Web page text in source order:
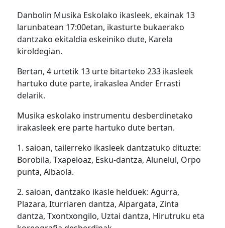
Danbolin Musika Eskolako ikasleek, ekainak 13
larunbatean 17:00etan, ikasturte bukaerako
dantzako ekitaldia eskeiniko dute, Karela
kiroldegian.
Bertan, 4 urtetik 13 urte bitarteko 233 ikasleek
hartuko dute parte, irakaslea Ander Errasti
delarik.
Musika eskolako instrumentu desberdinetako
irakasleek ere parte hartuko dute bertan.
1. saioan, tailerreko ikasleek dantzatuko dituzte:
Borobila, Txapeloaz, Esku-dantza, Alunelul, Orpo
punta, Albaola.
2. saioan, dantzako ikasle helduek: Agurra,
Plazara, Iturriaren dantza, Alpargata, Zinta
dantza, Txontxongilo, Uztai dantza, Hirutruku eta